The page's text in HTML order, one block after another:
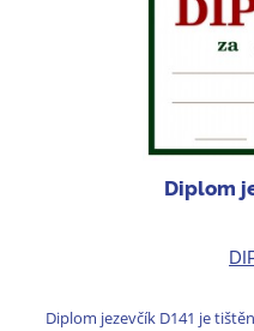
Diplom
Diplom jezevčík D141 je